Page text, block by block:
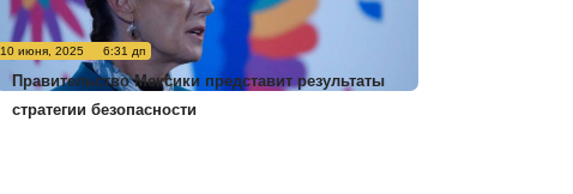
10 июня, 2025 6:31 дп
Правительство Мексики представит результаты
стратегии безопасности